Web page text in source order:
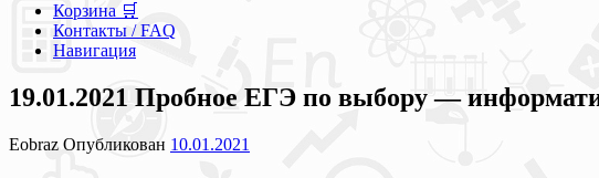
Корзина 🛒
Контакты / FAQ
Навигация
19.01.2021 Пробное ЕГЭ по выбору —
Eobraz Опубликован 10.01.2021